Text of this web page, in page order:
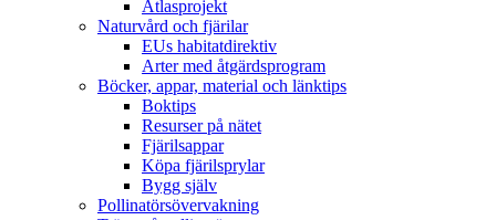
Atlasprojekt
Naturvård och fjärilar
EUs habitatdirektiv
Arter med åtgärdsprogram
Böcker, appar, material och länktips
Boktips
Resurser på nätet
Fjärilsappar
Köpa fjärilsprylar
Bygg själv
Pollinatörsövervakning